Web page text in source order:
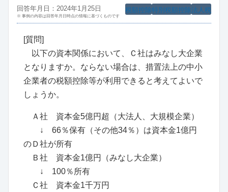
法人税
特別税額控除
税額控除
回答年月日：2024年1月25日
※ 事例の内容は回答年月日時点の情報に基づくものです
[質問]
以下の資本関係において、Ｃ社はみなし大企業
となりますか。ならない場合は、措置法上の中小
企業者の税額控除等が利用できると考えてよいで
しょうか。
Ａ社 資本金5億円超（大法人、大規模企業）
↓ 66％保有（その他34％）は資本金1億円
のＤ社が所有
Ｂ社 資本金1億円（みなし大企業）
↓ 100％所有
Ｃ社 資本金1千万円